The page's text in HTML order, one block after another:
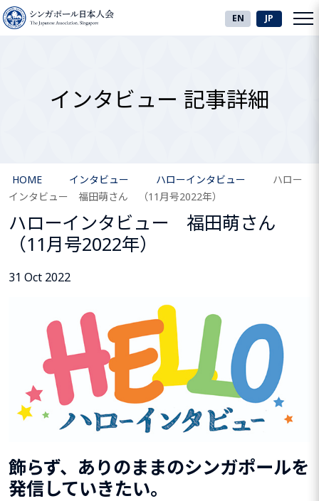
EN JP
インタビュー 記事詳細
HOME インタビュー ハローインタビュー
ハロー
インタビュー 福田萌さん （11月号2022年）
ハローインタビュー 福田萌さん
（11月号2022年）
31 Oct 2022
飾らず、ありのままのシンガポールを
発信していきたい。